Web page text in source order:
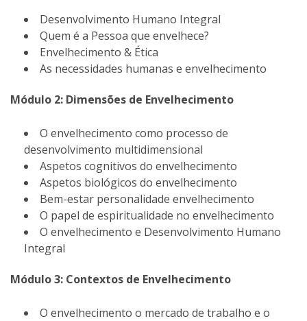
Desenvolvimento Humano Integral
Quem é a Pessoa que envelhece?
Envelhecimento & Ética
As necessidades humanas e envelhecimento
Módulo 2: Dimensões de Envelhecimento
O envelhecimento como processo de
desenvolvimento multidimensional
Aspetos cognitivos do envelhecimento
Aspetos biológicos do envelhecimento
Bem-estar personalidade envelhecimento
O papel de espiritualidade no envelhecimento
O envelhecimento e Desenvolvimento Humano
Integral
Módulo 3: Contextos de Envelhecimento
O envelhecimento o mercado de trabalho e o